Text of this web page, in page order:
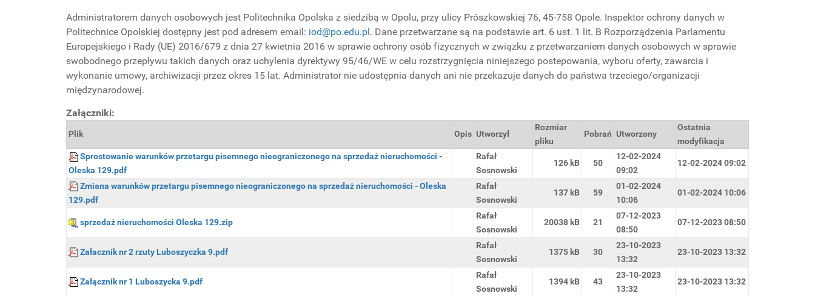
Administratorem danych osobowych jest Politechnika Opolska z siedzibą w Opolu, przy ulicy Prószkowskiej 76, 45-758 Opole. Inspektor ochrony danych w
Politechnice Opolskiej dostępny jest pod adresem email: iod@po.edu.pl . Dane przetwarzane są na podstawie art. 6 ust. 1 lit. B Rozporządzenia Parlamentu
Europejskiego i Rady (UE) 2016/679 z dnia 27 kwietnia 2016 w sprawie ochrony osób fizycznych w związku z przetwarzaniem danych osobowych w sprawie
swobodnego przepływu takich danych oraz uchylenia dyrektywy 95/46/WE w celu rozstrzygnięcia niniejszego postepowania, wyboru oferty, zawarcia i
wykonanie umowy, archiwizacji przez okres 15 lat. Administrator nie udostępnia danych ani nie przekazuje danych do państwa trzeciego/organizacji
międzynarodowej.
Załączniki:
Plik Opis Utworzył
Rozmiar
pliku
Pobrań Utworzony
Ostatnia
modyfikacja
Sprostowanie warunków przetargu pisemnego nieograniczonego na sprzedaż nieruchomości -
Oleska 129.pdf
Rafał
Sosnowski
126 kB 50
12-02-2024
09:02
12-02-2024 09:02
Zmiana warunków przetargu pisemnego nieograniczonego na sprzedaż nieruchomości - Oleska
129.pdf
Rafał
Sosnowski
137 kB 59
01-02-2024
10:06
01-02-2024 10:06
sprzedaż nieruchomości Oleska 129.zip
Rafał
Sosnowski
20038 kB 21
07-12-2023
08:50
07-12-2023 08:50
Załacznik nr 2 rzuty Luboszyczka 9.pdf
Rafał
Sosnowski
1375 kB 30
23-10-2023
13:32
23-10-2023 13:32
Załącznik nr 1 Luboszycka 9.pdf
Rafał
Sosnowski
1394 kB 43
23-10-2023
13:32
23-10-2023 13:32